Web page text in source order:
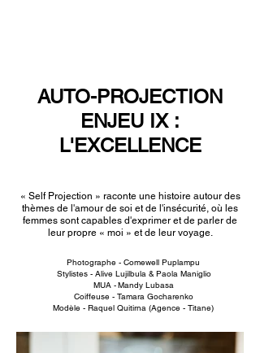
AUTO-PROJECTION
ENJEU IX :
L'EXCELLENCE
« Self Projection » raconte une histoire autour des
thèmes de l'amour de soi et de l'insécurité, où les
femmes sont capables d'exprimer et de parler de
leur propre « moi » et de leur voyage.
Photographe - Comewell Puplampu
Stylistes - Alive Lujilbula &Paola Maniglio
MUA -Mandy Lubasa
Coiffeuse - Tamara Gocharenko
Modèle - Raquel Quitirna (Agence - Titane)